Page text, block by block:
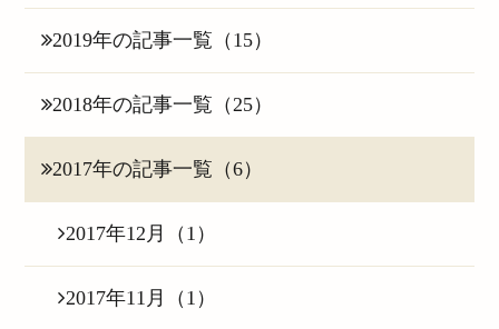
2019年の記事一覧（15）
2018年の記事一覧（25）
2017年の記事一覧（6）
2017年12月（1）
2017年11月（1）